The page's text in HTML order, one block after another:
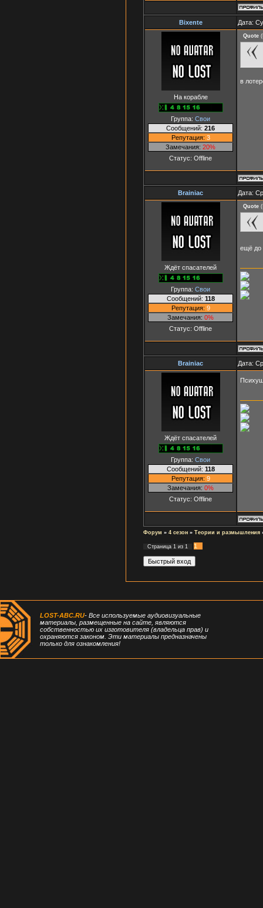
Bixente Дата:
На корабле
Группа: Свои
Сообщений: 216
Репутация: 3
Замечания: 20%
Статус: Offline
Quote (
в
Brainiac Дата:
Ждёт спасателей
Группа: Свои
Сообщений: 118
Репутация: 9
Замечания: 0%
Статус: Offline
Quote (
ещё до
Brainiac Дата:
Ждёт спасателей
Группа: Свои
Сообщений: 118
Репутация: 9
Замечания: 0%
Статус: Offline
Форум » 4 сезон » Теории и размышления
Страница 1 из 1 1
LOST-ABC.RU- Все используемые аудиовизуальные
материалы, размещенные на сайте, являются
собственностью их изготовителя (владельца прав) и
охраняются законом. Эти материалы предназначены
только для ознакомления!